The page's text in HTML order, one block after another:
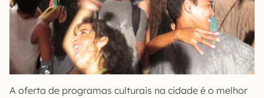
A oferta de programas culturais na cidade é o melhor